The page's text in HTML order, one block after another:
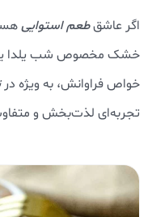
اگر عاشقطعم استوایی
خشک مخصوص شب یلدا
خواص فراوانش، به ویژه در
تجربه‌ای لذت‌بخش و